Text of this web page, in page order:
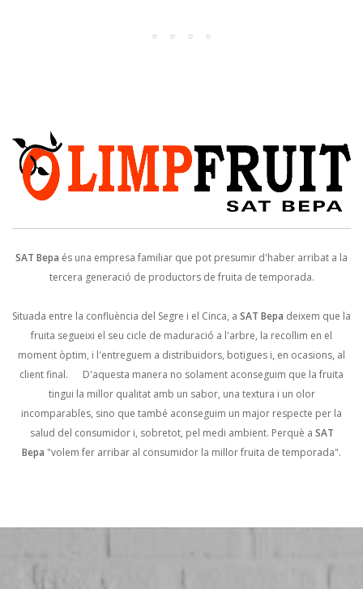
SAT Bepa és una empresa familiar que pot presumir d'haber arribat a la
tercera generació de productors de fruita de temporada.
Situada entre la confluència del Segre i el Cinca, a SAT Bepa deixem que la
fruita segueixi el seu cicle de maduració a l'arbre, la recollim en el
moment òptim, i l'entreguem a distribuidors, botigues i, en ocasions, al
client final.
D'aquesta manera no solament aconseguim que la fruita
tingui la millor qualitat amb un sabor, una textura i un olor
incomparables, sino que també aconseguim un major respecte per la
salud del consumidor i, sobretot, pel medi ambient. Perquè a SAT
Bepa "volem fer arribar al consumidor la millor fruita de temporada".